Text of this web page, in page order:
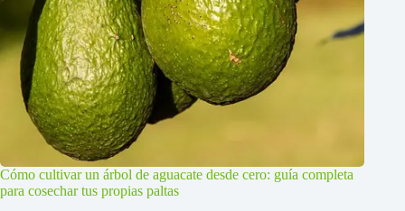
Cómo cultivar un árbol de aguacate desde cero: guía completa
para cosechar tus propias paltas